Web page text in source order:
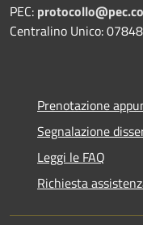
PEC:
Centralino Unico:
Prenotazione
Segnalazione
Leggi le FAQ
Richiesta